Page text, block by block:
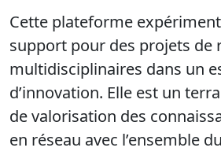
Cette plateforme
support pour des projets de
multidisciplinaires dans un
d’innovation. Elle est un
de valorisation des
en réseau avec l’ensemble du